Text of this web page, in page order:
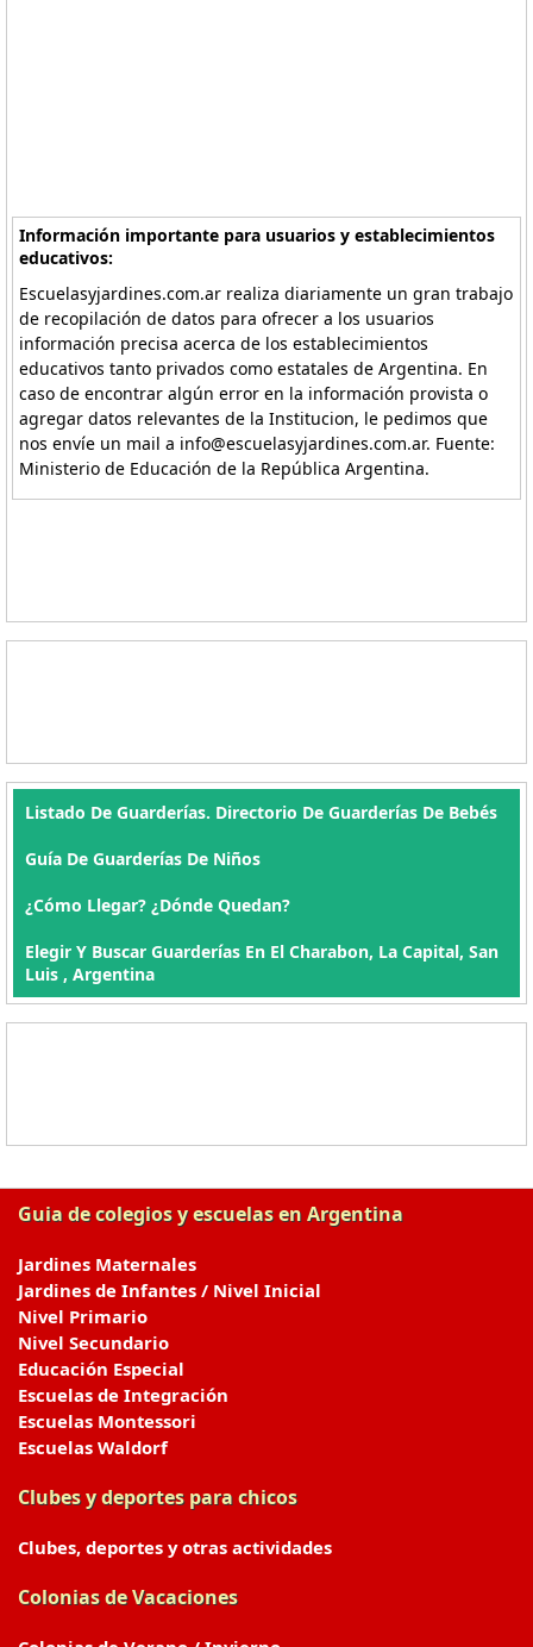
Información importante para usuarios y establecimientos
educativos:
Escuelasyjardines.com.ar realiza diariamente un gran trabajo
de recopilación de datos para ofrecer a los usuarios
información precisa acerca de los establecimientos
educativos tanto privados como estatales de Argentina. En
caso de encontrar algún error en la información provista o
agregar datos relevantes de la Institucion, le pedimos que
nos envíe un mail a info@escuelasyjardines.com.ar. Fuente:
Ministerio de Educación de la República Argentina.
Listado De Guarderías. Directorio De Guarderías De Bebés
Guía De Guarderías De Niños
¿Cómo Llegar? ¿Dónde Quedan?
Elegir Y Buscar Guarderías En El Charabon, La Capital, San
Luis , Argentina
Guia de colegios y escuelas en Argentina
Jardines Maternales
Jardines de Infantes / Nivel Inicial
Nivel Primario
Nivel Secundario
Educación Especial
Escuelas de Integración
Escuelas Montessori
Escuelas Waldorf
Clubes y deportes para chicos
Clubes, deportes y otras actividades
Colonias de Vacaciones